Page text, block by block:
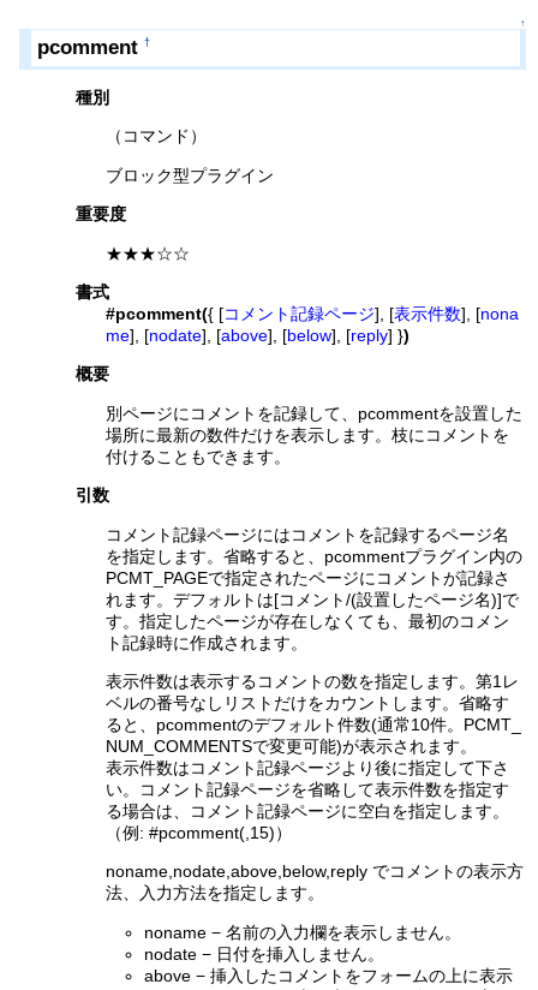
↑
pcomment †
種別
（コマンド）
ブロック型プラグイン
重要度
★★★☆☆
書式
#pcomment({ [コメント記録ページ], [表示件数], [nona
me], [nodate], [above], [below], [reply] })
概要
別ページにコメントを記録して、pcommentを設置した
場所に最新の数件だけを表示します。枝にコメントを
付けることもできます。
引数
コメント記録ページにはコメントを記録するページ名
を指定します。省略すると、pcommentプラグイン内の
PCMT_PAGEで指定されたページにコメントが記録さ
れます。デフォルトは[コメント/(設置したページ名)]で
す。指定したページが存在しなくても、最初のコメン
ト記録時に作成されます。
表示件数は表示するコメントの数を指定します。第1レ
ベルの番号なしリストだけをカウントします。省略す
ると、pcommentのデフォルト件数(通常10件。PCMT_
NUM_COMMENTSで変更可能)が表示されます。
表示件数はコメント記録ページより後に指定して下さ
い。コメント記録ページを省略して表示件数を指定す
る場合は、コメント記録ページに空白を指定します。
（例: #pcomment(,15)）
noname,nodate,above,below,reply でコメントの表示方
法、入力方法を指定します。
noname − 名前の入力欄を表示しません。
nodate − 日付を挿入しません。
above − 挿入したコメントをフォームの上に表示